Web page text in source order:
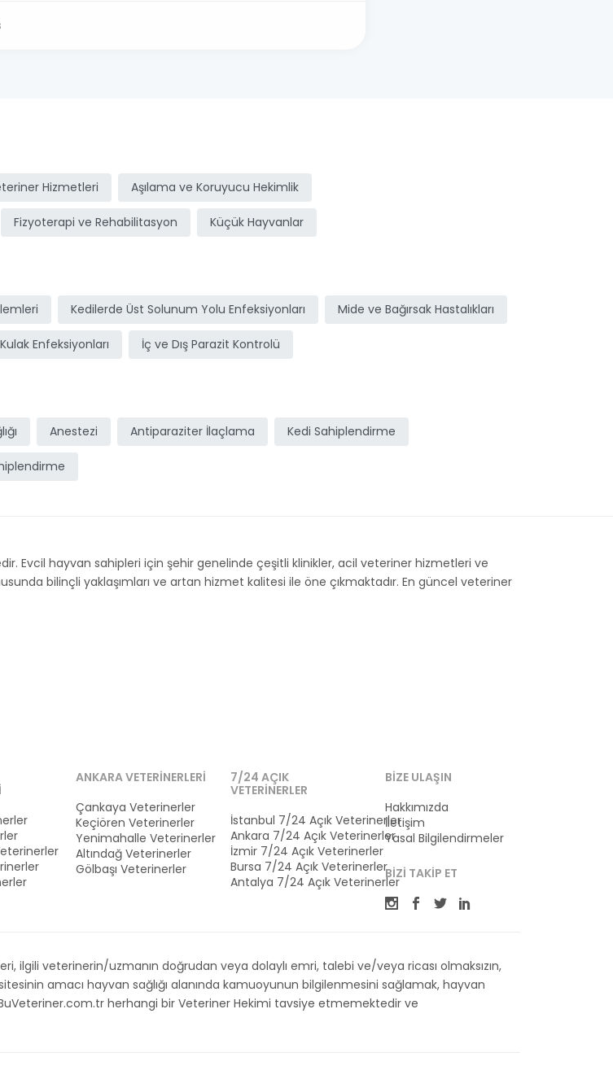
Hizmetleri Aşılama ve Koruyucu Hekimlik
Fizyoterapi ve Rehabilitasyon Küçük Hayvanlar
Kedilerde Üst Solunum Yolu Enfeksiyonları Mide ve Bağırsak Hastalıkları
Enfeksiyonları İç ve Dış Parazit Kontrolü
Anestezi Antiparaziter İlaçlama Kedi Sahiplendirme
Evcil hayvan sahipleri için şehir genelinde çeşitli klinikler, acil veteriner hizmetleri ve
bilinçli yaklaşımları ve artan hizmet kalitesi ile öne çıkmaktadır. En güncel veteriner
ANKARA VETERINERLERI
Çankaya Veterinerler
Keçiören Veterinerler
Yenimahalle Veterinerler
Altındağ Veterinerler
Gölbaşı Veterinerler
7/24 AÇIK
VETERINERLER
İstanbul 7/24 Açık Veterinerler
Ankara 7/24 Açık Veterinerler
İzmir 7/24 Açık Veterinerler
Bursa 7/24 Açık Veterinerler
Antalya 7/24 Açık Veterinerler
BIZE ULAŞIN
Hakkımızda
İletişim
Yasal Bilgilendirmeler
BIZI TAKIP ET
veterinerin/uzmanın doğrudan veya dolaylı emri, talebi ve/veya ricası olmaksızın,
amacı hayvan sağlığı alanında kamuoyunun bilgilenmesini sağlamak, hayvan
herhangi bir Veteriner Hekimi tavsiye etmemektedir ve